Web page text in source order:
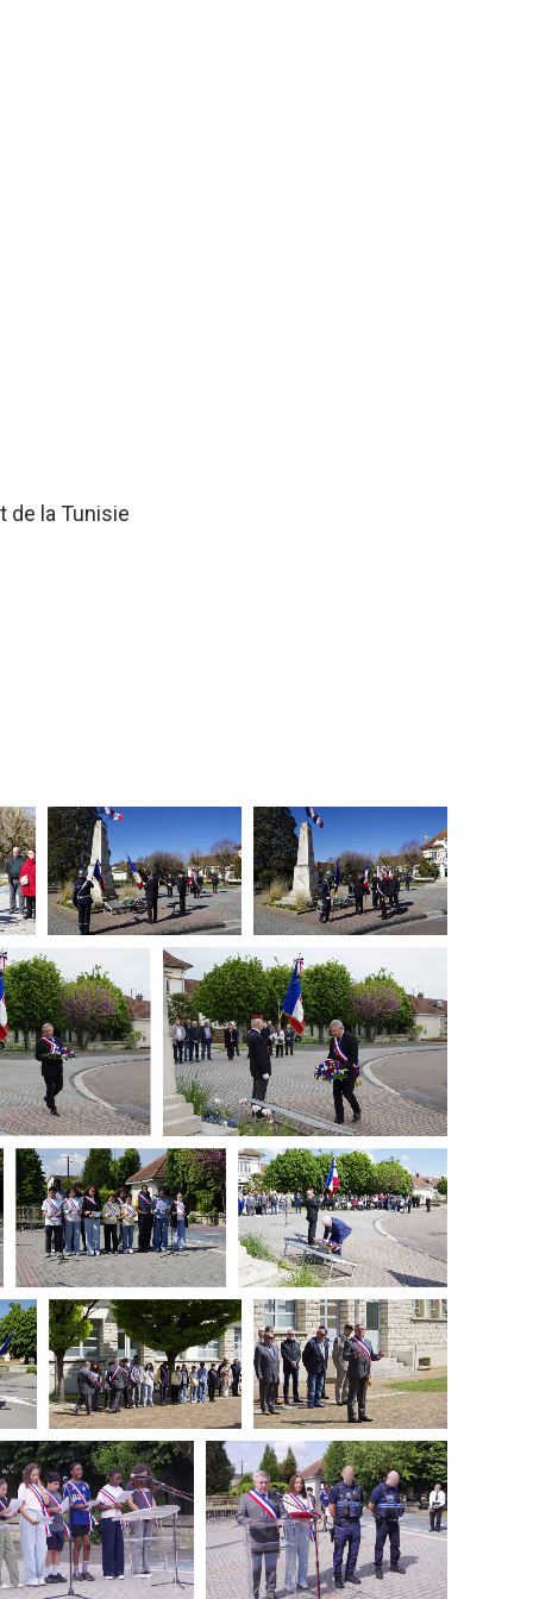
de la Tunisie